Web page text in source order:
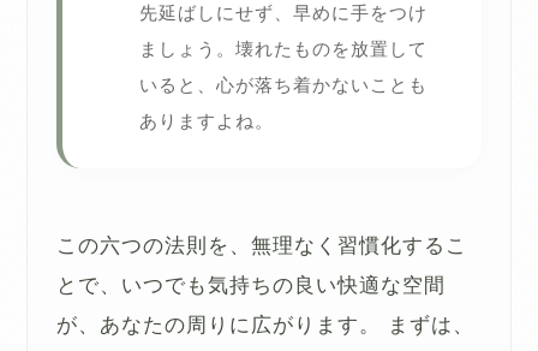
先延ばしにせず、早めに手をつけ
ましょう。壊れたものを放置して
いると、心が落ち着かないことも
ありますよね。
この六つの法則を、無理なく習慣化するこ
とで、いつでも気持ちの良い快適な空間
が、あなたの周りに広がります。 まずは、